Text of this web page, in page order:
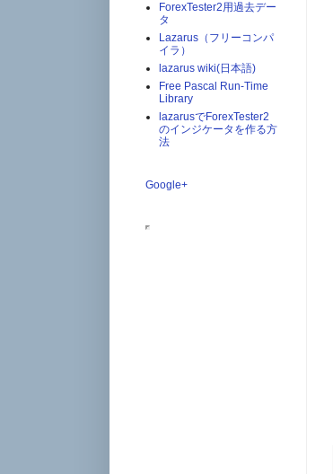
ForexTester2用過去デー
タ
Lazarus（フリーコンパ
イラ）
lazarus wiki(日本語)
Free Pascal Run-Time
Library
lazarusでForexTester2
のインジケータを作る方
法
Google+